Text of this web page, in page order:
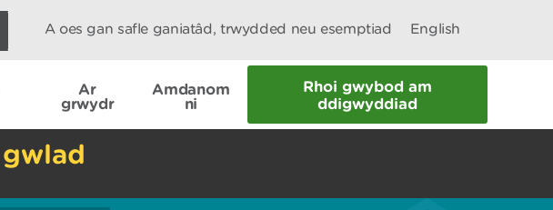
A oes gan safle ganiatâd, trwydded neu esemptiad English
Ar
grwydr
Amdanom
ni
Rhoi gwybod am
ddigwyddiad